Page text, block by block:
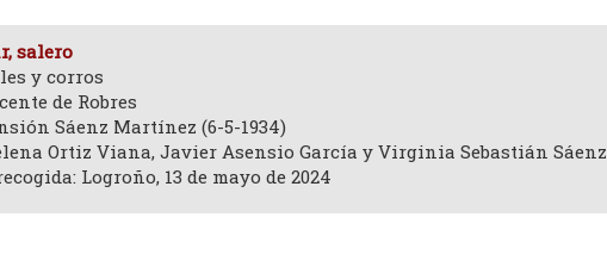
salero
y corros
de Robres
Sáenz Martínez (6-5-1934)
Ortiz Viana, Javier Asensio García y Virginia Sebastián Sáenz
Logroño, 13 de mayo de 2024